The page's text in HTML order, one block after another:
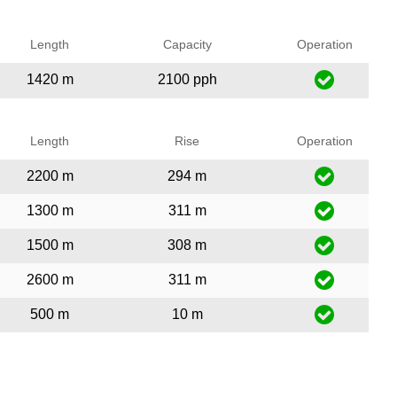
Length Capacity Operation
1420 m 2100 pph
Length Rise Operation
2200 m 294 m
1300 m 311 m
1500 m 308 m
2600 m 311 m
500 m 10 m